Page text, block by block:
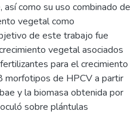
como su uso combinado de
vegetal como
de este trabajo fue
vegetal asociados
para el crecimiento
morfotipos de HPCV a partir
y la biomasa obtenida por
sobre plántulas